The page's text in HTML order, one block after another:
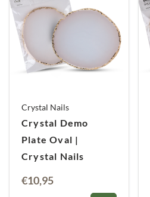
Crystal Nails
Crystal Demo
Plate Oval |
Crystal Nails
€10,95